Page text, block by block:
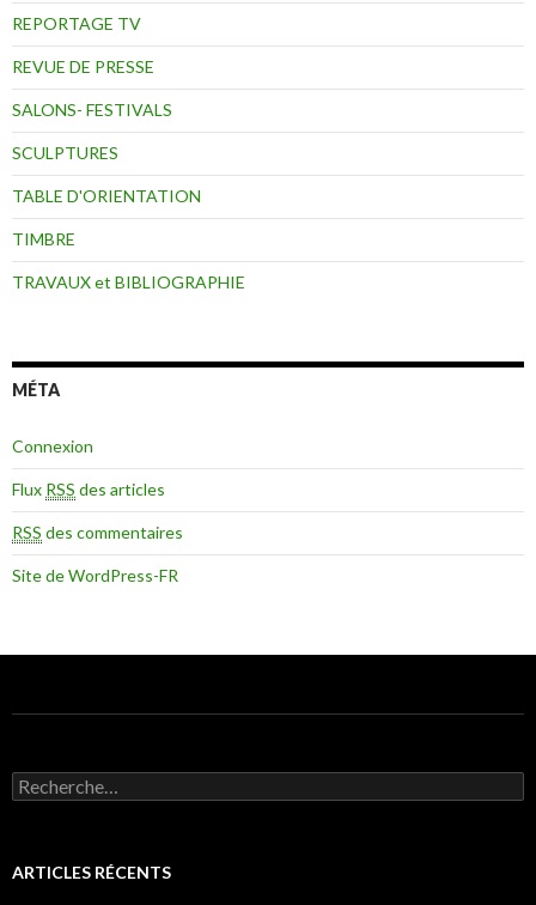
REPORTAGE TV
REVUE DE PRESSE
SALONS- FESTIVALS
SCULPTURES
TABLE D'ORIENTATION
TIMBRE
TRAVAUX et BIBLIOGRAPHIE
MÉTA
Connexion
Flux RSS des articles
RSS des commentaires
Site de WordPress-FR
Recherche pour :
ARTICLES RÉCENTS